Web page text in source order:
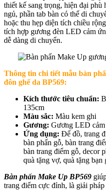
thiết kế sang trọng, hiện đại
ngủ, phần tab bàn có thể di
hoặc thu hẹp diện tích chiều
tích hợp gương đèn LED cảm
dễ dàng di chuyển.
Thông tin chi tiết mẫu bàn
đôn ghế da BP569:
Kích thước tiêu chuẩn:
135cm
Màu sắc: Màu kem ghi
Gương: Gương LED
Ứng dụng: Để đồ, trang
bàn phấn gỗ, bàn trang
bàn trang điểm gỗ, decor
quà tặng vợ, quà tặng bạn
Bàn phấn Make Up BP569
trang điểm cực đỉnh, là giải